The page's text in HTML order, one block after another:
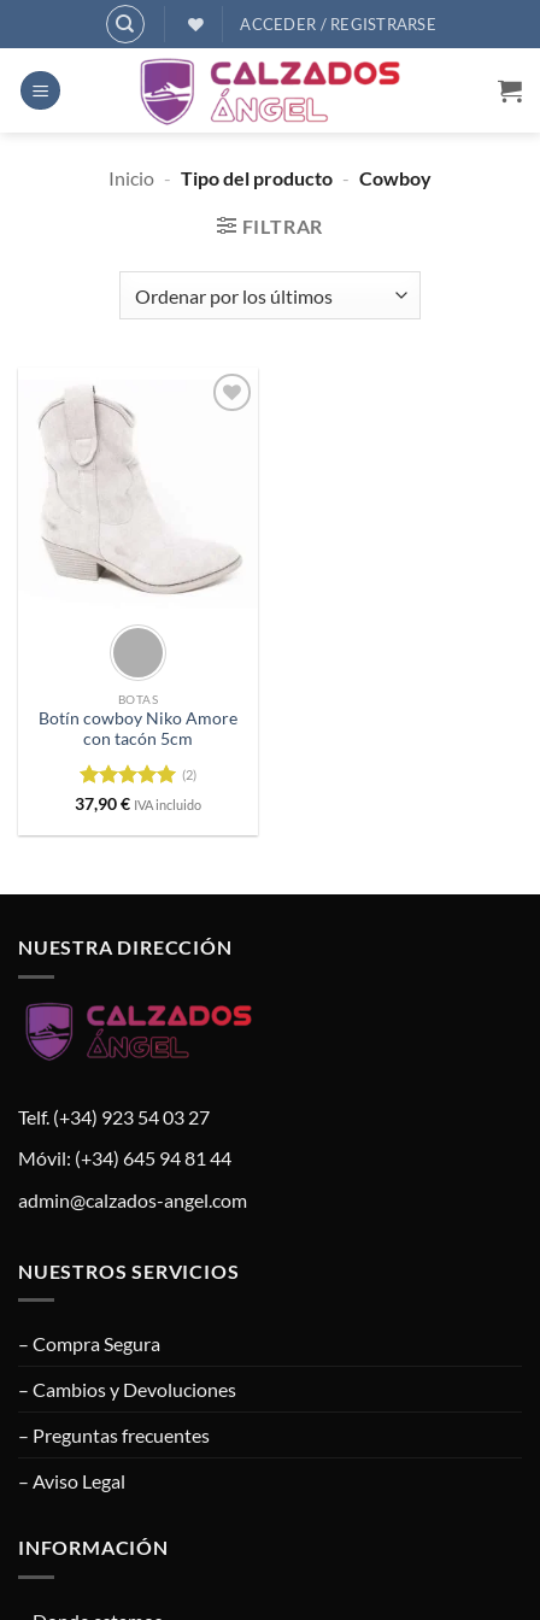
al
contenido
ACCEDER / REGISTRARSE
Inicio - Tipo del producto - Cowboy
FILTRAR
BOTAS
Botín cowboy Niko Amore
con tacón 5cm
Valorado
(2)
37,90€ IVA incluido
NUESTRA DIRECCIÓN
Telf. (+34) 923 54 03 27
Móvil: (+34) 645 94 81 44
admin@calzados-angel.com
NUESTROS SERVICIOS
– Compra Segura
– Cambios y Devoluciones
– Preguntas frecuentes
– Aviso Legal
INFORMACIÓN